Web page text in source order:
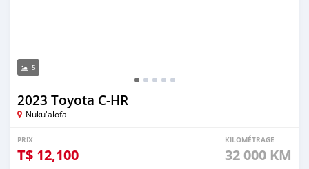
5
2023 Toyota C-HR
Nuku'alofa
PRIX
T$ 12,100
KILOMÉTRAGE
32 000 KM